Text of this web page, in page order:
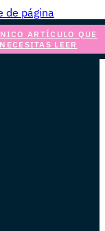
de página
ARTÍCULO QUE
NECESITAS LEER